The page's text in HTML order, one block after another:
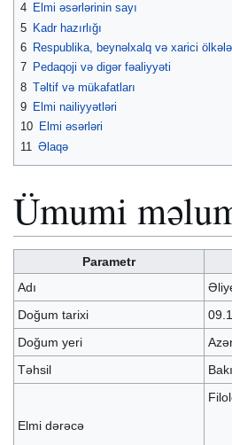
4 Elmi əsərlərinin sayı
5 Kadr hazırlığı
6 Respublika, beynəlxalq və xarici
7 Pedaqoji və digər fəaliyyəti
8 Təltif və mükafatları
9 Elmi nailiyyətləri
10 Elmi əsərləri
11 Əlaqə
Ümumi
Parametr
Adı
Doğum tarixi
Doğum yeri
Təhsil
Elmi dərəcə